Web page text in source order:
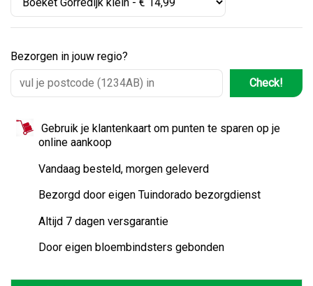
Bezorgen in jouw regio?
Check!
Gebruik je klantenkaart om punten te sparen op je
online aankoop
Vandaag besteld, morgen geleverd
Bezorgd door eigen Tuindorado bezorgdienst
Altijd 7 dagen versgarantie
Door eigen bloembindsters gebonden